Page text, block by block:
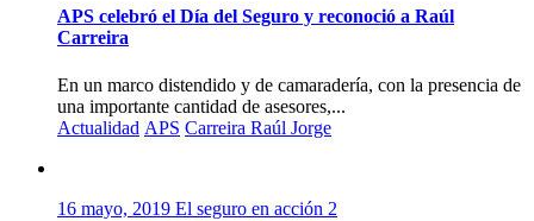
APS celebró el Día del Seguro y reconoció a Raúl
Carreira
En un marco distendido y de camaradería, con la presencia de
una importante cantidad de asesores,...
Actualidad APS Carreira Raúl Jorge
16 mayo, 2019 El seguro en acción 2